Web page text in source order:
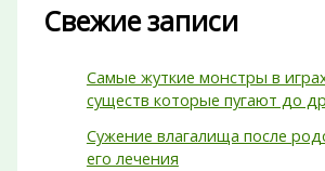
Свежие записи
Самые жуткие монстры в
существ которые пугают до
Сужение влагалища после
его лечения